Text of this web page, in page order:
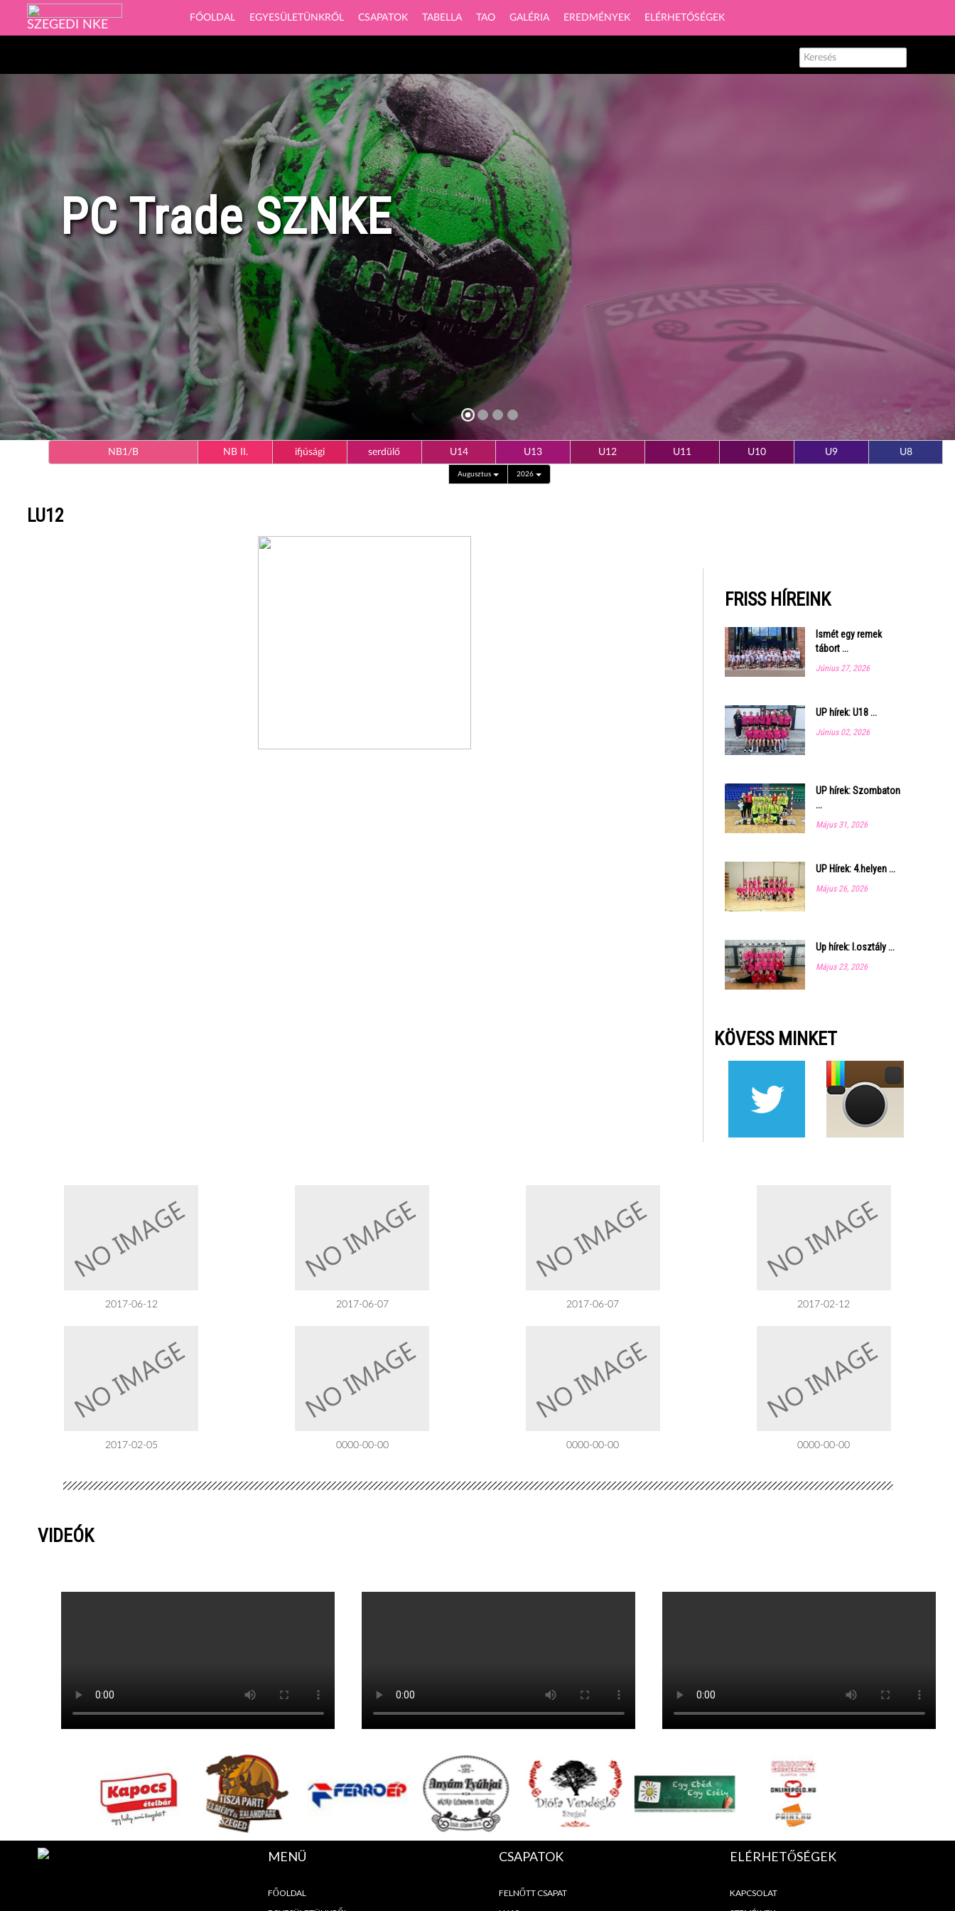
SZEGEDI NKE
FŐOLDAL EGYESÜLETÜNKRŐL CSAPATOK TABELLA TAO GALÉRIA EREDMÉNYEK ELÉRHETŐSÉGEK
PC Trade SZNKE
NB1/B NB II. ifjúsági serdülő U14 U13 U12 U11 U10 U9 U8
Augusztus 2026
LU12
FRISS HÍREINK
Ismét egy remek
tábort ...
Június 27, 2026
UP hírek: U18 ...
Június 02, 2026
UP hírek: Szombaton
...
Május 31, 2026
UP Hírek: 4.helyen ...
Május 26, 2026
Up hírek: I.osztály ...
Május 23, 2026
KÖVESS MINKET
2017-06-12 2017-06-07 2017-06-07 2017-02-12
2017-02-05 0000-00-00 0000-00-00 0000-00-00
VIDEÓK
MENÜ
FŐOLDAL
CSAPATOK
FELNŐTT CSAPAT
ELÉRHETŐSÉGEK
KAPCSOLAT